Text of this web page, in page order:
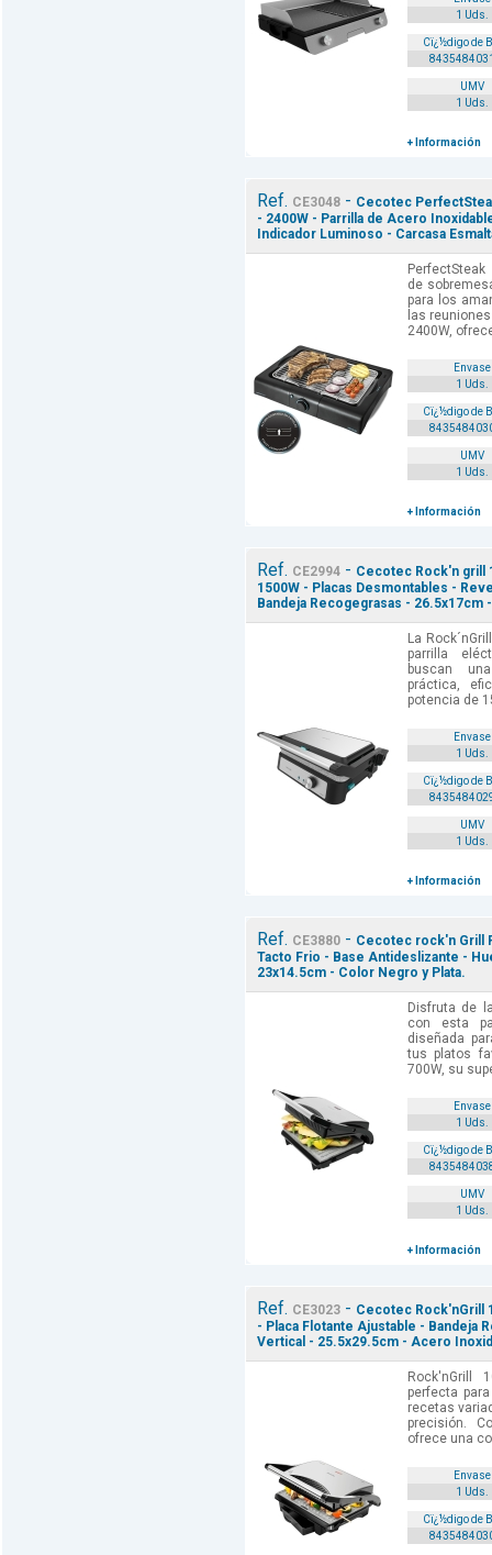
1 Uds.
Cï¿½digo de
UMV
1 Uds.
+ Información
Ref. CE3048- Cecotec
- 2400W - Parrilla de Acero
Indicador Luminoso - Carcasa
de
para los
las
2400W,
Envase
1 Uds.
Cï¿½digo de
UMV
1 Uds.
+ Información
Ref. CE2994- Cecotec Rock'n grill
1500W - Placas Desmontables -
Bandeja Recogegrasas - 26.5x17cm
La
parrilla
buscan
práctica,
potencia de
Envase
1 Uds.
Cï¿½digo de
UMV
1 Uds.
+ Información
Ref. CE3880- Cecotec rock'n Grill
Tacto Frio - Base Antideslizante -
23x14.5cm - Color Negro y Plata.
Disfruta de
con esta
diseñada
tus platos
700W, su
Envase
1 Uds.
Cï¿½digo de
UMV
1 Uds.
+ Información
Ref. CE3023- Cecotec Rock'nGrill
- Placa Flotante Ajustable - Bandeja
Vertical - 25.5x29.5cm - Acero
Rock'nGrill
perfecta
recetas
precisión.
ofrece una
Envase
1 Uds.
Cï¿½digo de